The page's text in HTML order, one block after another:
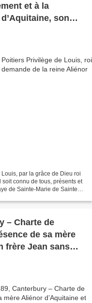
et à la
son
par la grâce de Dieu roi
soit connu de tous, présents et
de Sainte-Marie de Saintes
de
de sa mère
frère Jean sans
règne de Richard